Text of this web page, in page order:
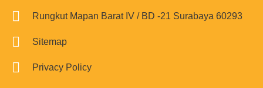
Rungkut Mapan Barat IV / BD -21 Surabaya 60293
Sitemap
Privacy Policy